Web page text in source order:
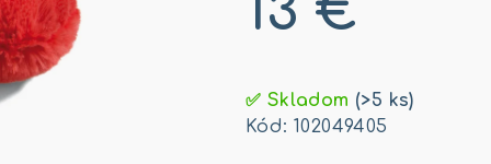
13 €
cena:
✅ Skladom (>5 ks)
Kód: 102049405